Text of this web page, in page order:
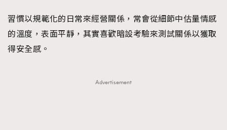
EmpowerF
FashionWeek FigaroAesthetic
習慣以規範化的日常來經營關係，常會從細節中估量情感
的溫度，表面平靜，其實喜歡暗設考驗來測試關係以獲取
得安全感。
Advertisement